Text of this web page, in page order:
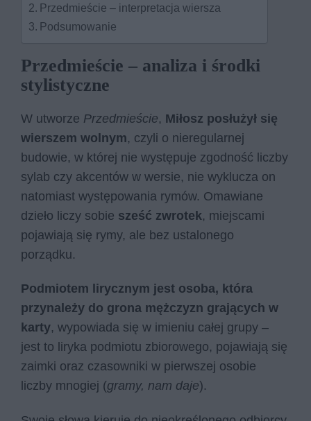
Przedmieście – interpretacja wiersza
Podsumowanie
Przedmieście – analiza i środki
stylistyczne
W utworze Przedmieście, Miłosz posłużył się
wierszem wolnym, czyli o nieregularnej
budowie, w której nie występuje zgodność liczby
sylab czy akcentów w wersie, nie wyklucza on
natomiast występowania rymów. Omawiane
dzieło liczy sobie sześć zwrotek, miejscami
pojawiają się rymy, ale bez ustalonego
porządku.
Podmiotem lirycznym jest osoba, która
przynależy do grona mężczyzn grających w
karty, wypowiada się w imieniu całej grupy –
jest to liryka podmiotu zbiorowego, pojawiają się
zaimki oraz czasowniki w pierwszej osobie
liczby mnogiej (gramy, nam daje).